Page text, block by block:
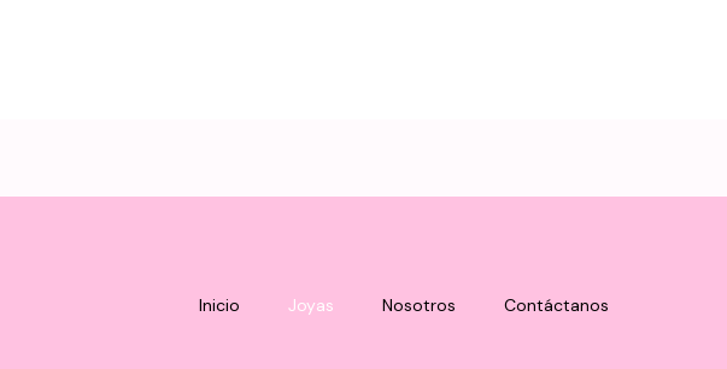
Inicio Joyas Nosotros Contáctanos